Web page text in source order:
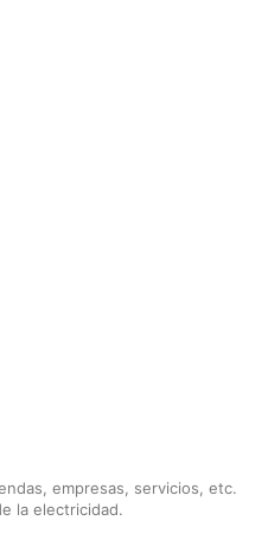
empresas, servicios, etc.
la electricidad.